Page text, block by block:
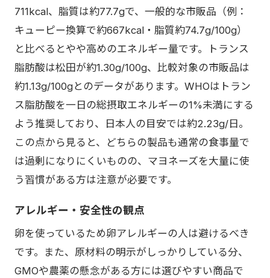
711kcal、脂質は約77.7gで、一般的な市販品（例：
キューピー換算で約667kcal・脂質約74.7g/100g）
と比べるとやや高めのエネルギー量です。トランス
脂肪酸は松田が約1.30g/100g、比較対象の市販品は
約1.13g/100gとのデータがあります。WHOはトラン
ス脂肪酸を一日の総摂取エネルギーの1%未満にする
よう推奨しており、日本人の目安では約2.23g/日。
この点から見ると、どちらの製品も通常の食事量で
は過剰になりにくいものの、マヨネーズを大量に使
う習慣がある方は注意が必要です。
アレルギー・安全性の観点
卵を使っているため卵アレルギーの人は避けるべき
です。また、原材料の明示がしっかりしている分、
GMOや農薬の懸念がある方には選びやすい商品で